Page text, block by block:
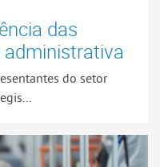
das
do setor